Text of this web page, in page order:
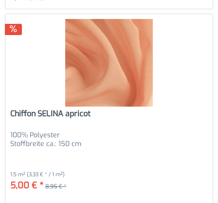
Chiffon SELINA apricot
100% Polyester
Stoffbreite ca.: 150 cm
1.5 m² (3,33 € * / 1 m²)
5,00 € * 8,95 € *